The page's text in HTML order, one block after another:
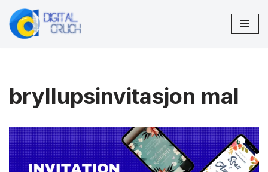
Hopp
bryllupsinvitasjon mal